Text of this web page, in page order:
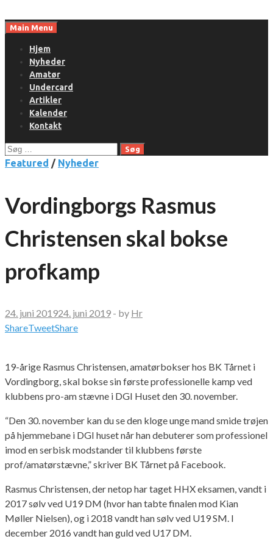
toMain Menu
Hjem
Nyheder
Amatør
Undercard
Artikler
Kalender
Kontakt
Søg
efter:
Featured / Nyheder
Vordingborgs Rasmus
Christensen skal bokse
profkamp
24. juni 201924. juni 2019 - by Hr
ShareTweetShare
19-årige Rasmus Christensen, amatørbokser hos BK Tårnet i
Vordingborg, skal bokse sin første professionelle kamp ved
klubbens pro-am stævne i DGI Huset den 30. november.
“Den 30. november kan du se den kloge unge mandsmide trøjen
på hjemmebane i DGI huset når han debuterer som professionel
imod en serbisk modstander til klubbens første
prof/amatørstævne,” skriver BK Tårnet på Facebook.
Rasmus Christensen, der netop har taget HHX eksamen, vandt i
2017 sølv ved U19 DM (hvor han tabte finalen mod Kian
Møller Nielsen), og i 2018 vandt han sølv ved U19 SM. I
december 2016 vandt han guld ved U17 DM.